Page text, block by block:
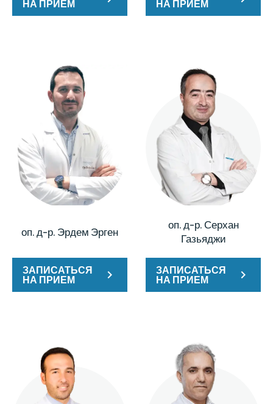
НА ПРИЕМ
НА ПРИЕМ
оп. д-р. Эрдем Эрген
ЗАПИСАТЬСЯ
НА ПРИЕМ
оп. д-р. Серхан
Газьяджи
ЗАПИСАТЬСЯ
НА ПРИЕМ